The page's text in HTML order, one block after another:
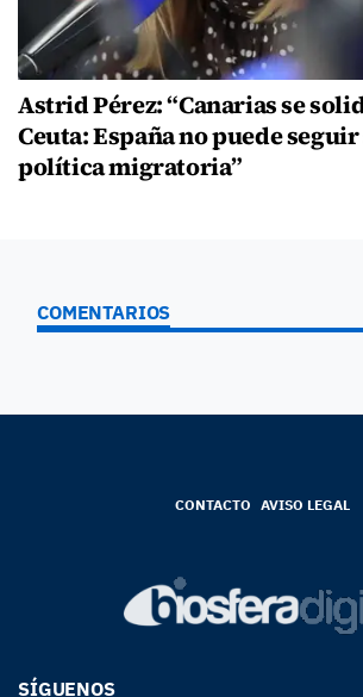
Astrid Pérez: “Canarias se
Ceuta: España no puede
política migratoria”
COMENTARIOS
CONTACTO AVISO LEGAL
SÍGUENOS